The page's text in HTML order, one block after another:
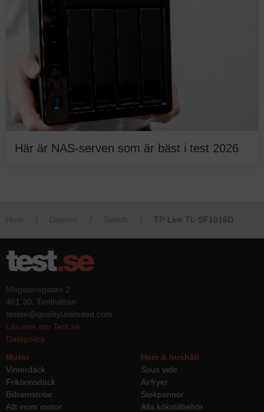
Här är NAS-serven som är bäst i test 2026
TP-Link TL-SF1016D
Magasinsgatan 2
461 30, Trollhättan
testse@qualityunlimited.com
Läs mer om Test.se
Datapolicy
Motor
Vinterdäck
Friktionsdäck
Bilbarnstolar
Allt inom motor
Hem & hushåll
Sous vide
Airfryer
Stekpannor
Alla kökstillbehör